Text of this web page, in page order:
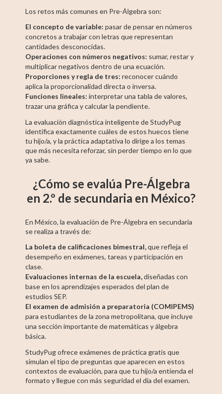
Los retos más comunes en Pre-Álgebra son:
El concepto de variable: pasar de pensar en números
concretos a trabajar con letras que representan
cantidades desconocidas.
Operaciones con números negativos: sumar, restar y
multiplicar negativos dentro de una ecuación.
Proporciones y regla de tres: reconocer cuándo
aplica la proporcionalidad directa o inversa.
Funciones lineales: interpretar una tabla de valores,
trazar una gráfica y calcular la pendiente.
La evaluación diagnóstica inteligente de StudyPug
identifica exactamente cuáles de estos huecos tiene
tu hijo/a, y la práctica adaptativa lo dirige a los temas
que más necesita reforzar, sin perder tiempo en lo que
ya sabe.
¿Cómo se evalúa Pre-Álgebra
en 2.º de secundaria en México?
En México, la evaluación de Pre-Álgebra en secundaria
se realiza a través de:
La boleta de calificaciones bimestral,que refleja el
desempeño en exámenes, tareas y participación en
clase.
Evaluaciones internas de la escuela,diseñadas con
base en los aprendizajes esperados del plan de
estudios SEP.
El examen de admisión a preparatoria (COMIPEMS)
para estudiantes de la zona metropolitana, que incluye
una sección importante de matemáticas y álgebra
básica.
StudyPug ofrece exámenes de práctica gratis que
simulan el tipo de preguntas que aparecen en estos
contextos de evaluación, para que tu hijo/a entienda el
formato y llegue con más seguridad el día del examen.